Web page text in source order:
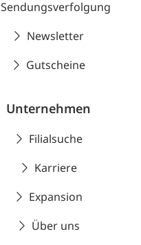
Sendungsverfolgung
Newsletter
Gutscheine
Unternehmen
Filialsuche
Karriere
Expansion
Über uns